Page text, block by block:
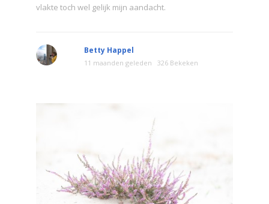
vlakte toch wel gelijk mijn aandacht.
Betty Happel
11 maanden geleden 326 Bekeken